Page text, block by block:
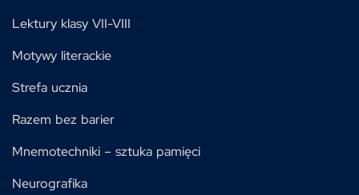
Lektury klasy VII-VIII
Motywy literackie
Strefa ucznia
Razem bez barier
Mnemotechniki – sztuka pamięci
Neurografika